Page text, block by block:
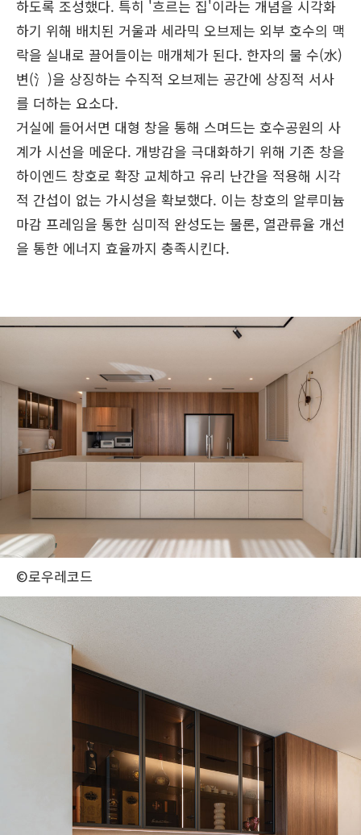
하도록 조성했다. 특히 '흐르는 집'이라는 개념을 시각화
하기 위해 배치된 거울과 세라믹 오브제는 외부 호수의 맥
락을 실내로 끌어들이는 매개체가 된다. 한자의 물 수(水)
변(氵)을 상징하는 수직적 오브제는 공간에 상징적 서사
를 더하는 요소다.
거실에 들어서면 대형 창을 통해 스며드는 호수공원의 사
계가 시선을 메운다. 개방감을 극대화하기 위해 기존 창을
하이엔드 창호로 확장 교체하고 유리 난간을 적용해 시각
적 간섭이 없는 가시성을 확보했다. 이는 창호의 알루미늄
마감 프레임을 통한 심미적 완성도는 물론, 열관류율 개선
을 통한 에너지 효율까지 충족시킨다.
©로우레코드